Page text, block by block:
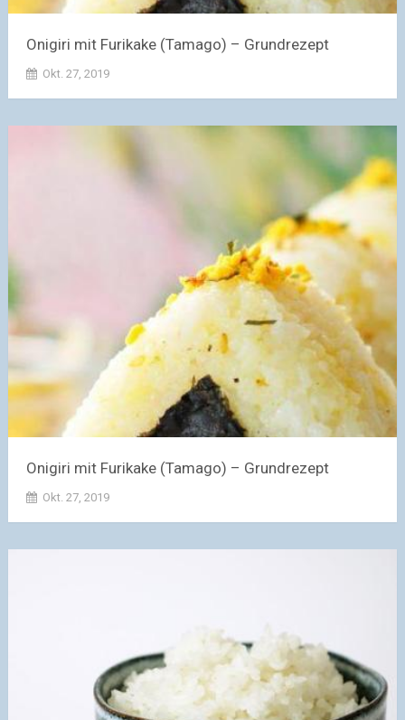
Onigiri mit Furikake (Tamago) – Grundrezept
Okt. 27, 2019
Onigiri mit Furikake (Tamago) – Grundrezept
Okt. 27, 2019